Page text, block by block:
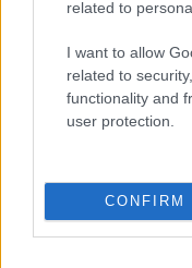
related to
I want to allow
related to
functionality and
user protection.
CONFIRM
Nfansu Njiét
. (Voetbal
2026-08-06 11:40
TOVÁBB